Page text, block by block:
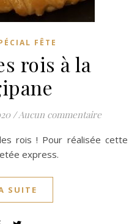
FÊTE
rois à la
/Aucun commentaire
express.
SUITE